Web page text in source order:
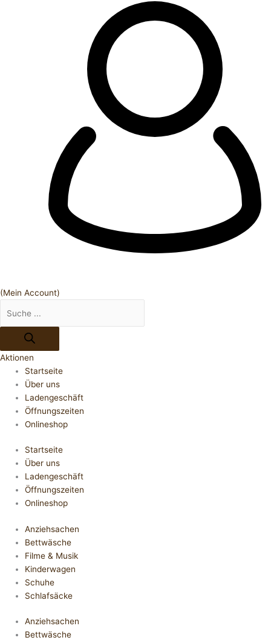
(Mein Account)
Aktionen
Startseite
Über uns
Ladengeschäft
Öffnungszeiten
Onlineshop
Startseite
Über uns
Ladengeschäft
Öffnungszeiten
Onlineshop
Anziehsachen
Bettwäsche
Filme & Musik
Kinderwagen
Schuhe
Schlafsäcke
Anziehsachen
Bettwäsche